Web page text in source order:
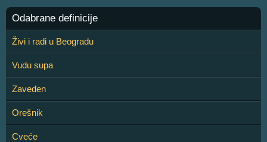
Odabrane definicije
Živi i radi u Beogradu
Vudu supa
Zaveden
Orešnik
Cveće